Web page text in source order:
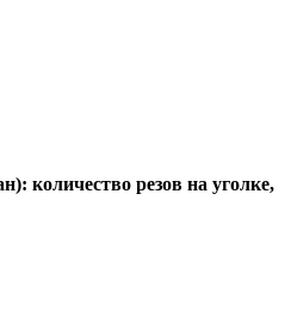
количество резов на уголке,